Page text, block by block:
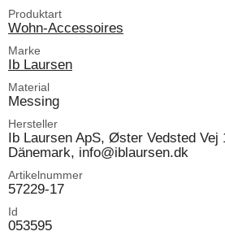
Produktart
Wohn-Accessoires
Marke
Ib Laursen
Material
Messing
Hersteller
Ib Laursen ApS, Øster Vedsted Vej
Dänemark, info@iblaursen.dk
Artikelnummer
57229-17
Id
053595